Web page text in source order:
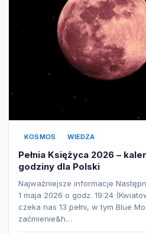
KOSMOS WIEDZA
Pełnia Księżyca 2026 –
godziny dla Polski
Najważniejsze informacje
1 maja 2026 o godz. 19:24
czeka nas 13 pełni, w tym Blue
zaćmienie&h…